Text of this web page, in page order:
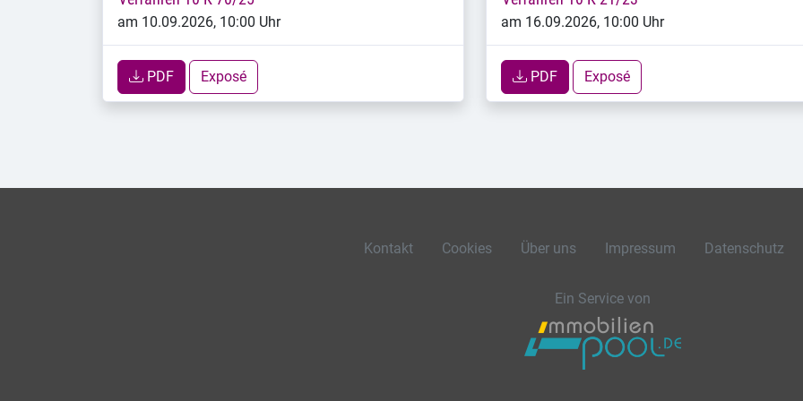
am 10.09.2026, 10:00 Uhr
PDF Exposé
am 16.09.2026, 10:00 Uhr
PDF Exposé
Kontakt Cookies Über uns Impressum Datenschutz
Ein Service von